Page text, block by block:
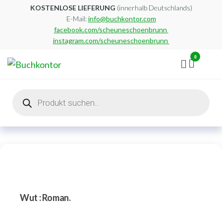
KOSTENLOSE LIEFERUNG (innerhalb Deutschlands)
E-Mail:info@buchkontor.com
facebook.com/scheuneschoenbrunn
instagram.com/scheuneschoenbrunn
0
search
Wut : Roman.